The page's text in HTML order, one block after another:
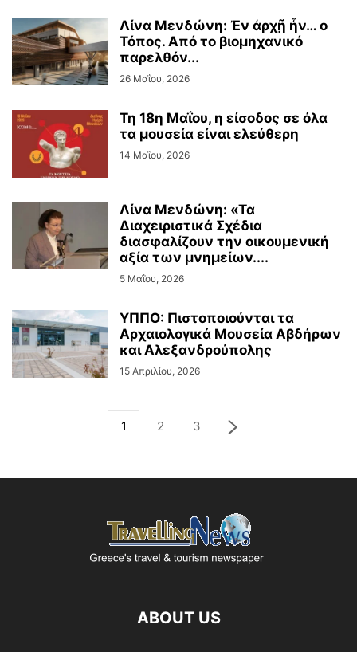
Λίνα Μενδώνη: Ἐν ἀρχῇ ἦν… ο
Τόπος. Από το βιομηχανικό
παρελθόν...
26 Μαΐου, 2026
Τη 18η Μαΐου, η είσοδος σε όλα
τα μουσεία είναι ελεύθερη
14 Μαΐου, 2026
Λίνα Μενδώνη: «Τα
Διαχειριστικά Σχέδια
διασφαλίζουν την οικουμενική
αξία των μνημείων....
5 Μαΐου, 2026
ΥΠΠΟ: Πιστοποιούνται τα
Αρχαιολογικά Μουσεία Αβδήρων
και Αλεξανδρούπολης
15 Απριλίου, 2026
1 2 3
ABOUT US